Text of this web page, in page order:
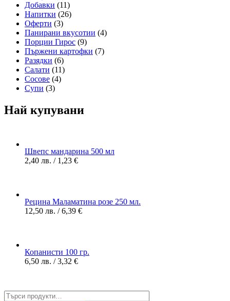
Добавки (11)
Напитки (26)
Оферти (3)
Панирани вкусотии (4)
Порции Гирос (9)
Пържени картофки (7)
Разядки (6)
Салати (11)
Сосове (4)
Супи (3)
Най купувани
Швепс мандарина 500 мл
2,40 лв. / 1,23 €
Рецина Маламатина розе 250 мл.
12,50 лв. / 6,39 €
Копанисти 100 гр.
6,50 лв. / 3,32 €